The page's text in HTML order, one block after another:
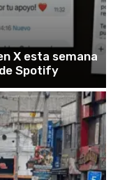
X esta semana
Spotify